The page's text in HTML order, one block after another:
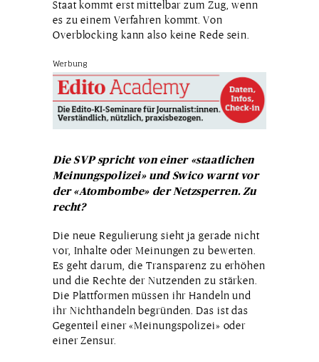
Staat kommt erst mittelbar zum Zug, wenn
es zu einem Verfahren kommt. Von
Overblocking kann also keine Rede sein.
Werbung
Die SVP spricht von einer «staatlichen
Meinungspolizei» und Swico warnt vor
der «Atombombe» der Netzsperren. Zu
recht?
Die neue Regulierung sieht ja gerade nicht
vor, Inhalte oder Meinungen zu bewerten.
Es geht darum, die Transparenz zu erhöhen
und die Rechte der Nutzenden zu stärken.
Die Plattformen müssen ihr Handeln und
ihr Nichthandeln begründen. Das ist das
Gegenteil einer «Meinungspolizei» oder
einer Zensur.